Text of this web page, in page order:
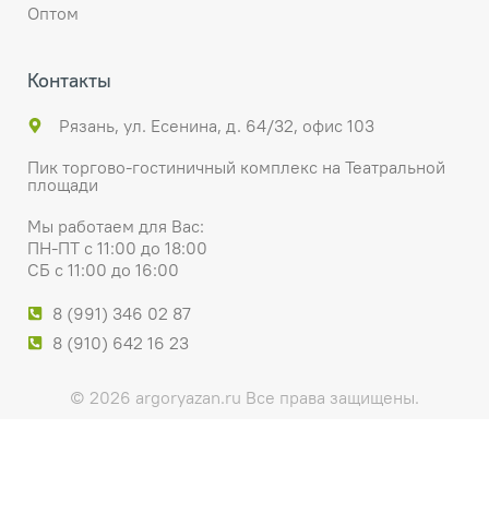
Оптом
Контакты
Рязань, ул. Есенина, д. 64/32, офис 103
Пик торгово-гостиничный комплекс на Театральной
площади
Мы работаем для Вас:
ПН-ПТ с 11:00 до 18:00
СБ с 11:00 до 16:00
8 (991) 346 02 87
8 (910) 642 16 23
© 2026 argoryazan.ru Все права защищены.